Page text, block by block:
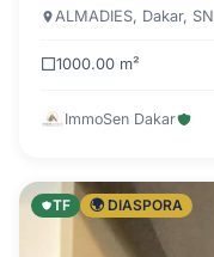
ALMADIES, Dakar, SN
1000.00 m²
ImmoSen Dakar
TF 🌍 DIASPORA